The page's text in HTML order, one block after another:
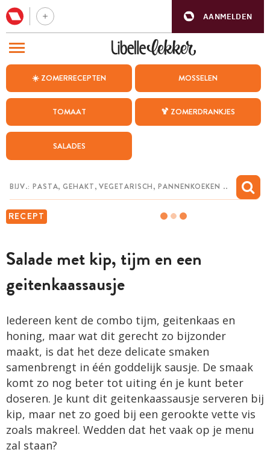
AANMELDEN
☀️ ZOMERRECEPTEN MOSSELEN
TOMAAT 🍹 ZOMERDRANKJES
SALADES
RECEPT
Salade met kip, tijm en een
geitenkaassausje
Iedereen kent de combo tijm, geitenkaas en
honing, maar wat dit gerecht zo bijzonder
maakt, is dat het deze delicate smaken
samenbrengt in één goddelijk sausje. De smaak
komt zo nog beter tot uiting én je kunt beter
doseren. Je kunt dit geitenkaassausje serveren bij
kip, maar net zo goed bij een gerookte vette vis
zoals makreel. Wedden dat het vaak op je menu
zal staan?
BEZOEK ONZE ANDERE WEBSITES
WEEKMENU
CHAT MET MAIA
MIJN BEWAARDE RECEPTEN